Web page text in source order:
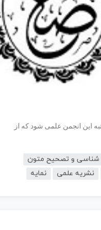
این انجمن علمی شود که از
شناسی و تصحیح متون
نشریه علمی نمایه